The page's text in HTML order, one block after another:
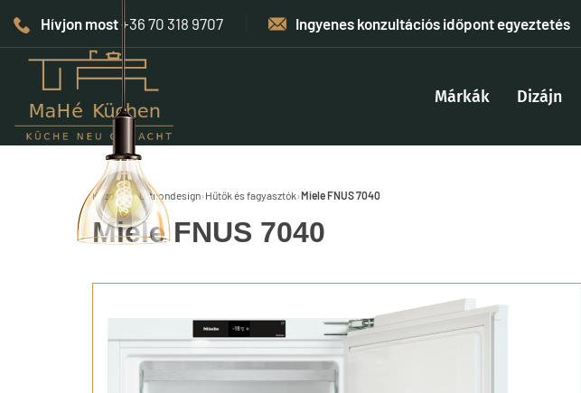
Hívjon most+36 70 318 9707 Ingyenes konzultációs időpont egyeztetés
Márkák Dizájn
Kezdőlap›Otthondesign› Hűtők és fagyasztók›Miele FNUS 7040
Miele FNUS 7040